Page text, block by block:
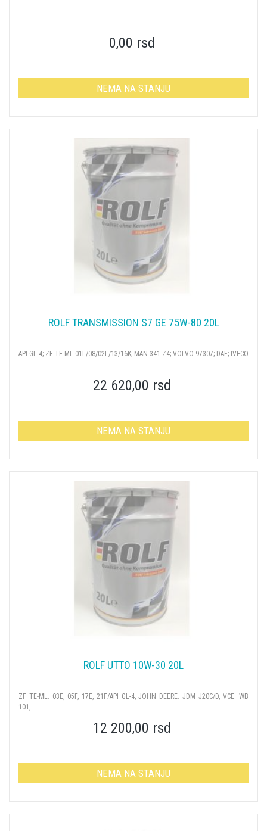
0,00 rsd
NEMA NA STANJU
ROLF TRANSMISSION S7 GE 75W-80 20L
API GL-4; ZF ТЕ-ML 01L/08/02L/13/16K; MAN 341 Z4; VOLVO 97307; DAF; IVECO
22 620,00 rsd
NEMA NA STANJU
ROLF UTTO 10W-30 20L
ZF TE-ML: 03E, 05F, 17E, 21F/API GL-4, JOHN DEERE: JDM J20C/D, VCE: WB
101,...
12 200,00 rsd
NEMA NA STANJU